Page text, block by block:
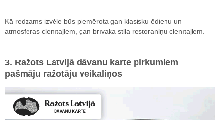
Kā redzams izvēle būs piemērota gan klasisku ēdienu un
atmosfēras cienītājiem, gan brīvāka stila restorāniņu cienītājiem.
3. Ražots Latvijā dāvanu karte pirkumiem
pašmāju ražotāju veikaliņos